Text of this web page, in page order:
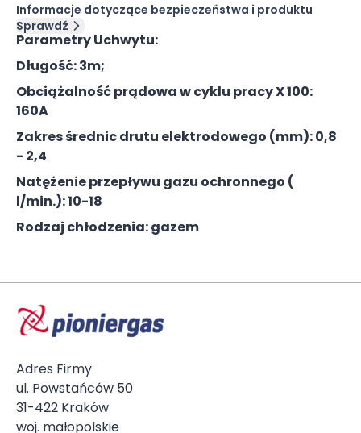
Parametry Uchwytu:
Długość: 3m;
Obciążalność prądowa w cyklu pracy X 100:
160A
Zakres średnic drutu elektrodowego (mm): 0,8
- 2,4
Natężenie przepływu gazu ochronnego (
l/min.): 10-18
Rodzaj chłodzenia: gazem
Informacje dotyczące bezpieczeństwa i produktu
Sprawdź
Adres Firmy
ul. Powstańców 50
31-422 Kraków
woj. małopolskie